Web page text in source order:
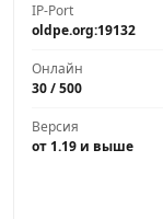
IP-Port
oldpe.org:19132
Онлайн
30 / 500
Версия
от 1.19 и выше